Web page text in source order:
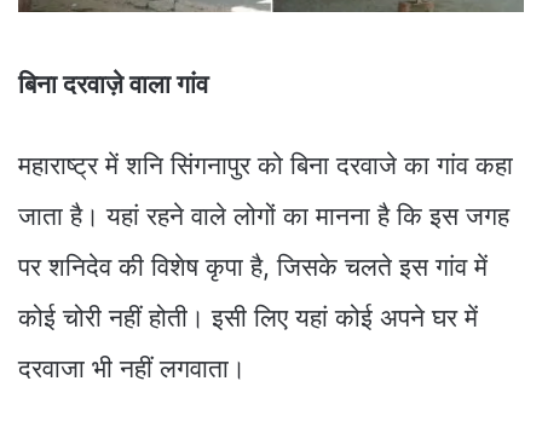
बिना दरवाज़े वाला गांव
महाराष्ट्र में शनि सिंगनापुर को बिना दरवाजे का गांव कहा
जाता है। यहां रहने वाले लोगों का मानना है कि इस जगह
पर शनिदेव की विशेष कृपा है, जिसके चलते इस गांव में
कोई चोरी नहीं होती। इसी लिए यहां कोई अपने घर में
दरवाजा भी नहीं लगवाता।